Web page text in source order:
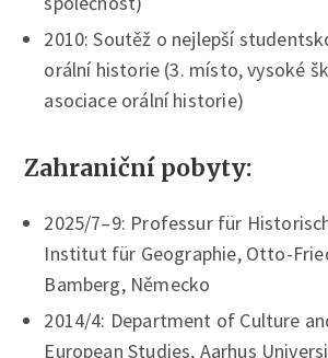
2010: Soutěž o nejlepší
orální historie (3. místo, vysoké
asociace orální historie)
Zahraniční pobyty:
2025/7–9: Professur für
Institut für Geographie, Otto-
Bamberg, Německo
2014/4: Department of Culture
European Studies, Aarhus